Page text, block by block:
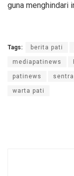
guna menghindari
Tags: berita pati
mediapatinews
patinews
warta pati